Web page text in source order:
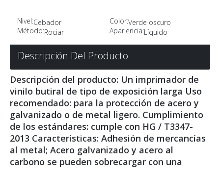
Nivel:Cebador Color:Verde oscuro
Método:Rociar Apariencia:Líquido
Descripción Del Producto
Descripción del producto: Un imprimador de
vinilo butiral de tipo de exposición larga Uso
recomendado: para la protección de acero y
galvanizado o de metal ligero. Cumplimiento
de los estándares: cumple con HG / T3347-
2013 Características: Adhesión de mercancías
al metal; Acero galvanizado y acero al
carbono se pueden sobrecargar con una